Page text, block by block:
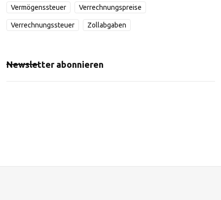
Vermögenssteuer Verrechnungspreise
Verrechnungssteuer Zollabgaben
Newsletter abonnieren